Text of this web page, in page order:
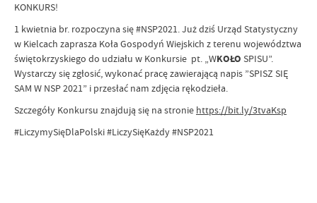
KONKURS!
1 kwietnia br. rozpoczyna się #NSP2021. Już dziś Urząd Statystyczny
w Kielcach zaprasza Koła Gospodyń Wiejskich z terenu województwa
świętokrzyskiego do udziału w Konkursie pt. „WKOŁO SPISU”.
Wystarczy się zgłosić, wykonać pracę zawierającą napis ”SPISZ SIĘ
SAM W NSP 2021” i przesłać nam zdjęcia rękodzieła.
Szczegóły Konkursu znajdują się na stronie https://bit.ly/3tvaKsp
#LiczymySięDlaPolski #LiczySięKażdy #NSP2021